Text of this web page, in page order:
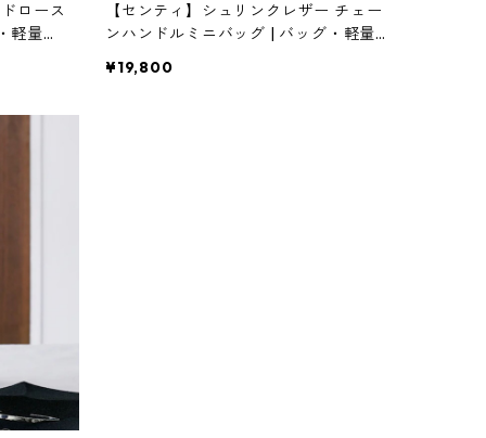
ロース
軽量・
【センティ】シュリンクレザー チェー
ンハンドルミニバッグ | バッグ・軽量・
ナ)]
¥19,800